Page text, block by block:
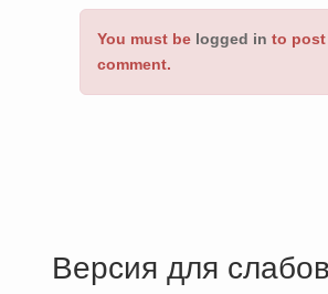
You must be logged in to post
comment.
Версия для